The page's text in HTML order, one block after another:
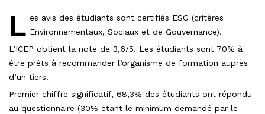
L es avis des étudiants sont certifiés ESG (critères
Environnementaux, Sociaux et de Gouvernance).
L’ICEP obtient la note de 3,6/5. Les étudiants sont 70% à
être prêts à recommander l’organisme de formation auprès
d’un tiers.
Premier chiffre significatif, 68,3% des étudiants ont répondu
au questionnaire (30% étant le minimum demandé par le